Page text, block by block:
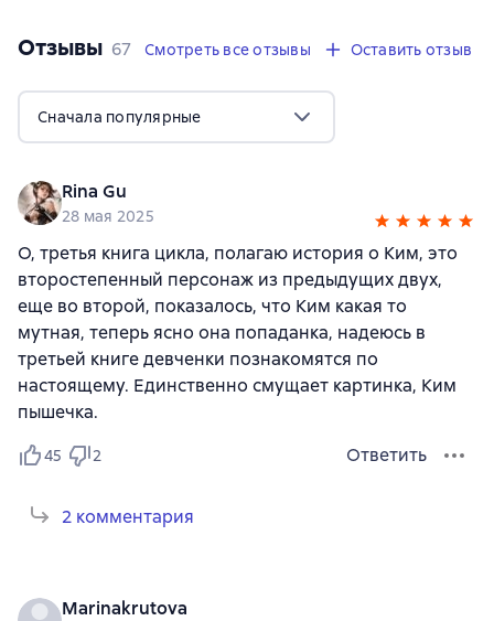
Отзывы 67 отзывов
67 Смотреть все отзывы Оставить отзыв
Сначала популярные
Rina Gu
28 мая 2025
О, третья книга цикла, полагаю история о Ким, это
второстепенный персонаж из предыдущих двух,
еще во второй, показалось, что Ким какая то
мутная, теперь ясно она попаданка, надеюсь в
третьей книге девченки познакомятся по
настоящему. Единственно смущает картинка, Ким
пышечка.
45 2 Ответить
2 комментария
Marinakrutova